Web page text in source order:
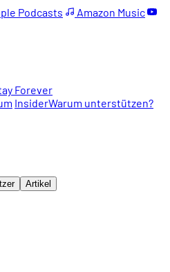
Podcasts
Amazon Music
Forever
InsiderWarum unterstützen?
Artikel